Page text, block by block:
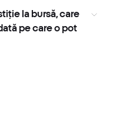
la bursă, care
pe care o pot